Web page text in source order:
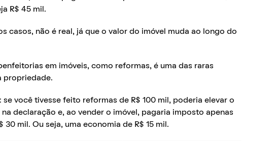
R$ 45 mil.
casos, não é real, já que o valor do imóvel muda ao longo do
em imóveis, como reformas, é uma das raras
propriedade.
você tivesse feito reformas de R$ 100 mil, poderia elevar o
declaração e, ao vender o imóvel, pagaria imposto apenas
mil. Ou seja, uma economia de R$ 15 mil.